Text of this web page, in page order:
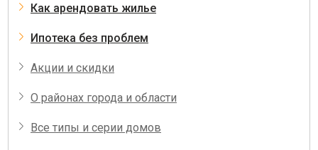
Как арендовать жилье
Ипотека без проблем
Акции и скидки
О районах города и области
Все типы и серии домов